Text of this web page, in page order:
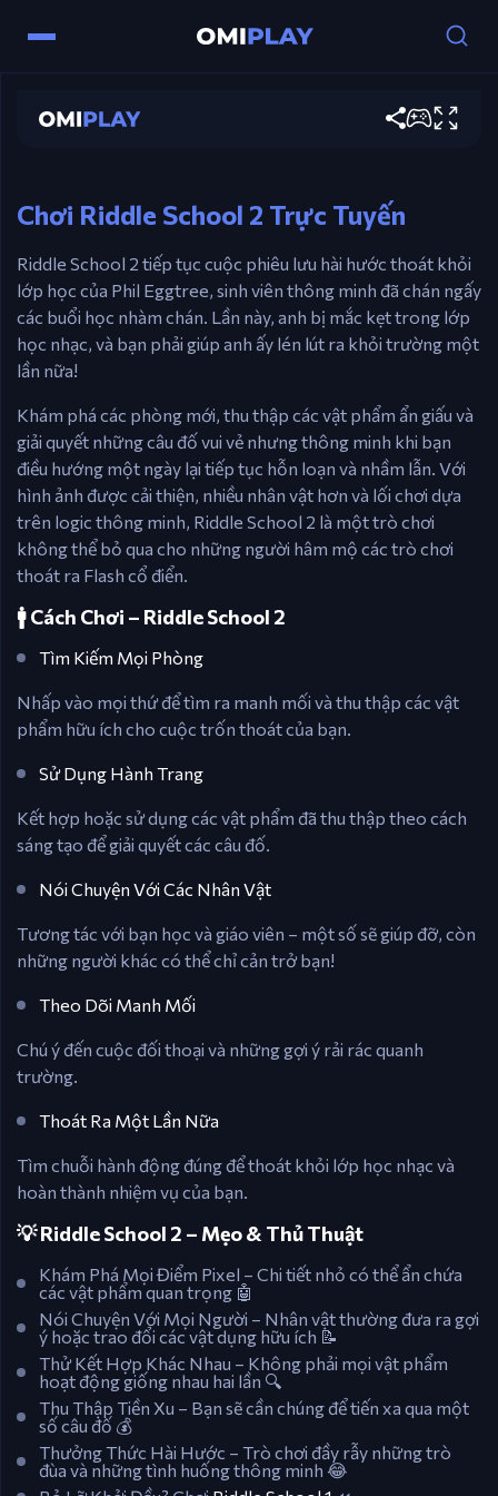
Riddle School 2
Chuột– Nhấp để tương tác, thu thập vật phẩm và
Chơi Riddle School 2 Trực Tuyến
Riddle School 2 tiếp tục cuộc phiêu lưu hài hước thoát khỏi
lớp học của Phil Eggtree, sinh viên thông minh đã chán ngấy
các buổi học nhàm chán. Lần này, anh bị mắc kẹt trong lớp
học nhạc, và bạn phải giúp anh ấy lén lút ra khỏi trường một
lần nữa!
Khám phá các phòng mới, thu thập các vật phẩm ẩn giấu và
giải quyết những câu đố vui vẻ nhưng thông minh khi bạn
điều hướng một ngày lại tiếp tục hỗn loạn và nhầm lẫn. Với
hình ảnh được cải thiện, nhiều nhân vật hơn và lối chơi dựa
trên logic thông minh, Riddle School 2 là một trò chơi
không thể bỏ qua cho những người hâm mộ các trò chơi
thoát ra Flash cổ điển.
🚹 Cách Chơi – Riddle School 2
Tìm Kiếm Mọi Phòng
Nhấp vào mọi thứ để tìm ra manh mối và thu thập các vật
phẩm hữu ích cho cuộc trốn thoát của bạn.
Sử Dụng Hành Trang
Kết hợp hoặc sử dụng các vật phẩm đã thu thập theo cách
sáng tạo để giải quyết các câu đố.
Nói Chuyện Với Các Nhân Vật
Tương tác với bạn học và giáo viên – một số sẽ giúp đỡ, còn
những người khác có thể chỉ cản trở bạn!
Theo Dõi Manh Mối
Chú ý đến cuộc đối thoại và những gợi ý rải rác quanh
trường.
Thoát Ra Một Lần Nữa
Tìm chuỗi hành động đúng để thoát khỏi lớp học nhạc và
hoàn thành nhiệm vụ của bạn.
💡 Riddle School 2 – Mẹo & Thủ Thuật
Khám Phá Mọi Điểm Pixel – Chi tiết nhỏ có thể ẩn chứa
các vật phẩm quan trọng 🤖
Nói Chuyện Với Mọi Người – Nhân vật thường đưa ra gợi
ý hoặc trao đổi các vật dụng hữu ích 📝
Thử Kết Hợp Khác Nhau – Không phải mọi vật phẩm
hoạt động giống nhau hai lần 🔍
Thu Thập Tiền Xu – Bạn sẽ cần chúng để tiến xa qua một
số câu đố 💰
Thưởng Thức Hài Hước – Trò chơi đầy rẫy những trò
đùa và những tình huống thông minh 😂